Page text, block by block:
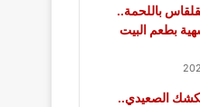
باللحمة..
بطعم البيت
الصعيدي..